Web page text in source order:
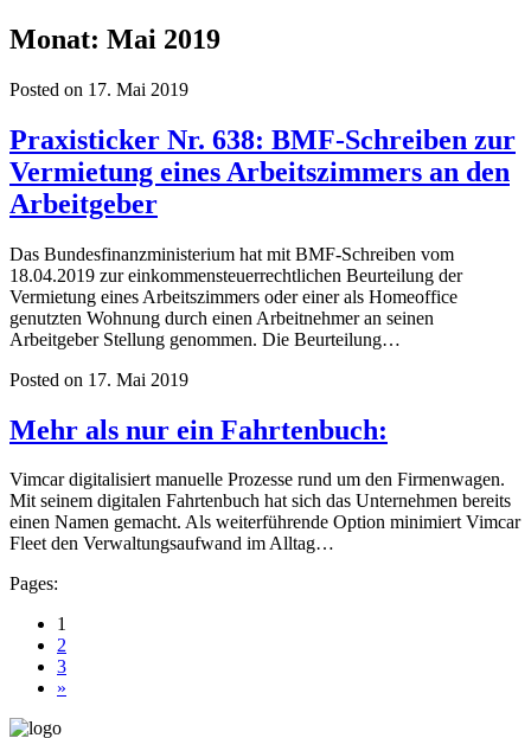
Monat: Mai 2019
Posted on 17. Mai 2019
Praxisticker Nr. 638: BMF-Schreiben zur
Vermietung eines Arbeitszimmers an den
Arbeitgeber
Das Bundesfinanzministerium hat mit BMF-Schreiben vom
18.04.2019 zur einkommensteuerrechtlichen Beurteilung der
Vermietung eines Arbeitszimmers oder einer als Homeoffice
genutzten Wohnung durch einen Arbeitnehmer an seinen
Arbeitgeber Stellung genommen. Die Beurteilung…
Posted on 17. Mai 2019
Mehr als nur ein Fahrtenbuch:
Vimcar digitalisiert manuelle Prozesse rund um den Firmenwagen.
Mit seinem digitalen Fahrtenbuch hat sich das Unternehmen bereits
einen Namen gemacht. Als weiterführende Option minimiert Vimcar
Fleet den Verwaltungsaufwand im Alltag…
Pages:
1
2
3
»